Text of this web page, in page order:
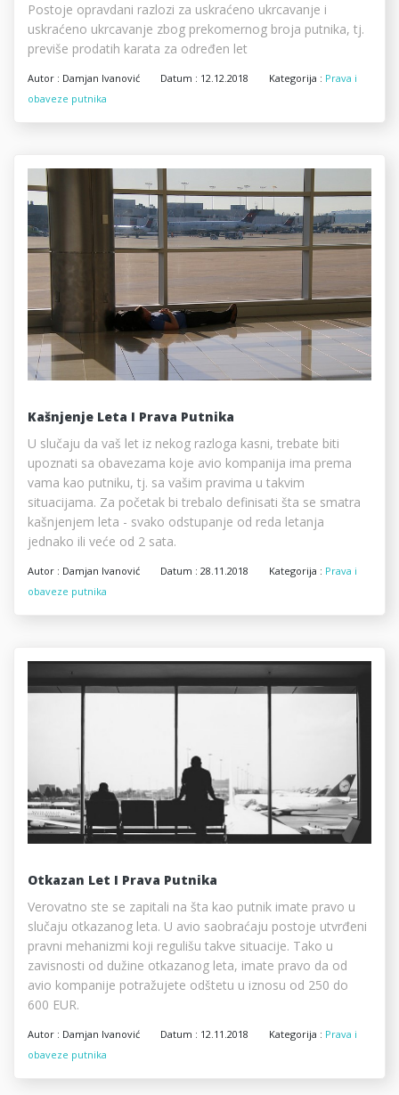
Postoje opravdani razlozi za uskraćeno ukrcavanje i
uskraćeno ukrcavanje zbog prekomernog broja putnika, tj.
previše prodatih karata za određen let
Autor : Damjan Ivanović Datum : 12.12.2018 Kategorija : Prava i
obaveze putnika
Kašnjenje Leta I Prava Putnika
U slučaju da vaš let iz nekog razloga kasni, trebate biti
upoznati sa obavezama koje avio kompanija ima prema
vama kao putniku, tj. sa vašim pravima u takvim
situacijama. Za početak bi trebalo definisati šta se smatra
kašnjenjem leta - svako odstupanje od reda letanja
jednako ili veće od 2 sata.
Autor : Damjan Ivanović Datum : 28.11.2018 Kategorija : Prava i
obaveze putnika
Otkazan Let I Prava Putnika
Verovatno ste se zapitali na šta kao putnik imate pravo u
slučaju otkazanog leta. U avio saobraćaju postoje utvrđeni
pravni mehanizmi koji regulišu takve situacije. Tako u
zavisnosti od dužine otkazanog leta, imate pravo da od
avio kompanije potražujete odštetu u iznosu od 250 do
600 EUR.
Autor : Damjan Ivanović Datum : 12.11.2018 Kategorija : Prava i
obaveze putnika